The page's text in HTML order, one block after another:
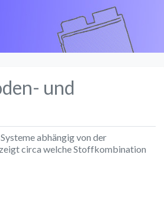
und
abhängig von der
circa welche Stoffkombination